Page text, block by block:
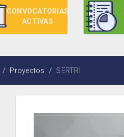
CONVOCATORIAS
ACTIVAS
Proyectos SERTRI